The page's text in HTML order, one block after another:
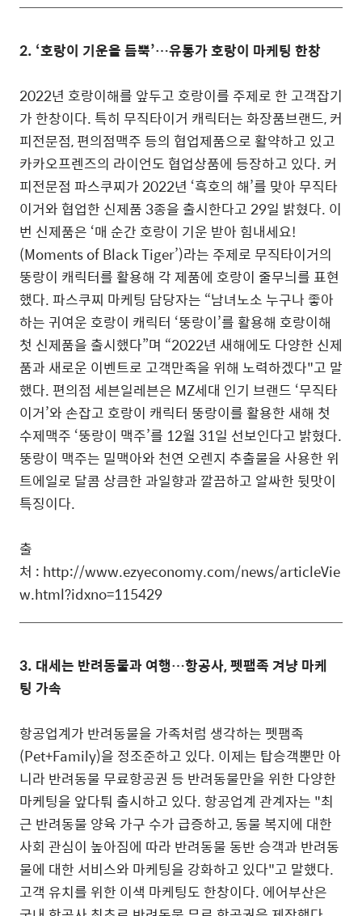
2. ‘호랑이 기운을 듬뿍’…유통가 호랑이 마케팅 한창
2022년 호랑이해를 앞두고 호랑이를 주제로 한 고객잡기
가 한창이다. 특히 무직타이거 캐릭터는 화장품브랜드, 커
피전문점, 편의점맥주 등의 협업제품으로 활약하고 있고
카카오프렌즈의 라이언도 협업상품에 등장하고 있다. 커
피전문점 파스쿠찌가 2022년 ‘흑호의 해’를 맞아 무직타
이거와 협업한 신제품 3종을 출시한다고 29일 밝혔다. 이
번 신제품은 ‘매 순간 호랑이 기운 받아 힘내세요!
(Moments of Black Tiger’)라는 주제로 무직타이거의
뚱랑이 캐릭터를 활용해 각 제품에 호랑이 줄무늬를 표현
했다. 파스쿠찌 마케팅 담당자는 “남녀노소 누구나 좋아
하는 귀여운 호랑이 캐릭터 ‘뚱랑이’를 활용해 호랑이해
첫 신제품을 출시했다”며 “2022년 새해에도 다양한 신제
품과 새로운 이벤트로 고객만족을 위해 노력하겠다"고 말
했다. 편의점 세븐일레븐은 MZ세대 인기 브랜드 ‘무직타
이거’와 손잡고 호랑이 캐릭터 뚱랑이를 활용한 새해 첫
수제맥주 ‘뚱랑이 맥주’를 12월 31일 선보인다고 밝혔다.
뚱랑이 맥주는 밀맥아와 천연 오렌지 추출물을 사용한 위
트에일로 달콤 상큼한 과일향과 깔끔하고 알싸한 뒷맛이
특징이다.
출
처 : http://www.ezyeconomy.com/news/articleVie
w.html?idxno=115429
3. 대세는 반려동물과 여행…항공사, 펫팸족 겨냥 마케
팅 가속
항공업계가 반려동물을 가족처럼 생각하는 펫팸족
(Pet+Family)을 정조준하고 있다. 이제는 탑승객뿐만 아
니라 반려동물 무료항공권 등 반려동물만을 위한 다양한
마케팅을 앞다퉈 출시하고 있다. 항공업계 관계자는 "최
근 반려동물 양육 가구 수가 급증하고, 동물 복지에 대한
사회 관심이 높아짐에 따라 반려동물 동반 승객과 반려동
물에 대한 서비스와 마케팅을 강화하고 있다"고 말했다.
고객 유치를 위한 이색 마케팅도 한창이다. 에어부산은